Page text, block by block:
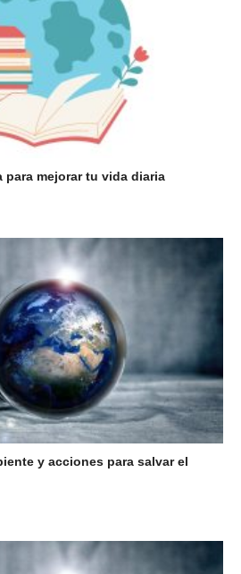
para mejorar tu vida diaria
y acciones para salvar el